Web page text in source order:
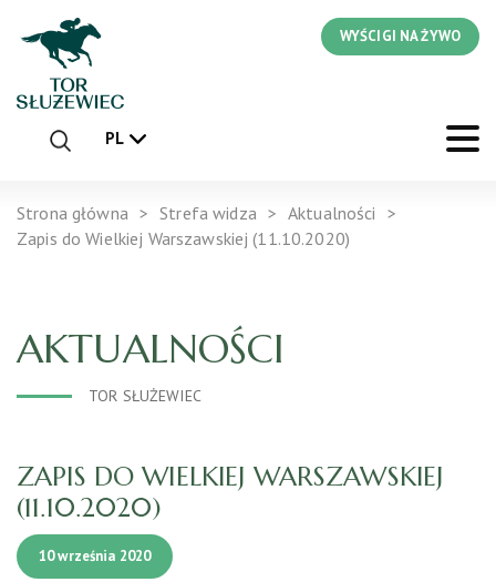
WYŚCIGI NA ŻYWO
PL
Strona główna Strefa widza
Aktualności
Zapis do Wielkiej Warszawskiej (11.10.2020)
AKTUALNOŚCI
TOR SŁUŻEWIEC
ZAPIS DO WIELKIEJ WARSZAWSKIEJ
(11.10.2020)
10 września 2020